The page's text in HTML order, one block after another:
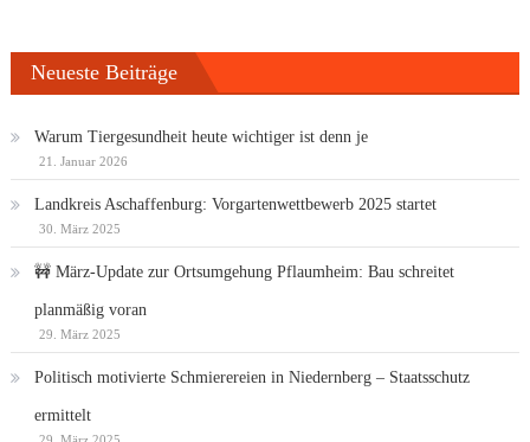
Neueste Beiträge
Warum Tiergesundheit heute wichtiger ist denn je
21. Januar 2026
Landkreis Aschaffenburg: Vorgartenwettbewerb 2025 startet
30. März 2025
🚧 März-Update zur Ortsumgehung Pflaumheim: Bau schreitet
planmäßig voran
29. März 2025
Politisch motivierte Schmierereien in Niedernberg – Staatsschutz
ermittelt